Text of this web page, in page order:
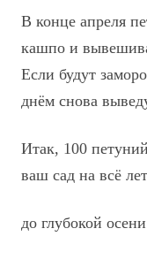
В конце апреля
кашпо и
Если будут
днём снова
Итак, 100
ваш сад на всё
до глубокой